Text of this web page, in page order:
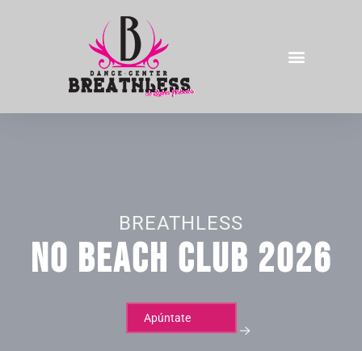
BREATHLESS
NO BEACH CLUB 2026
Apúntate